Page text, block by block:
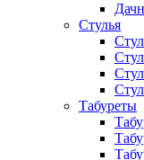
Стулья
Табуреты